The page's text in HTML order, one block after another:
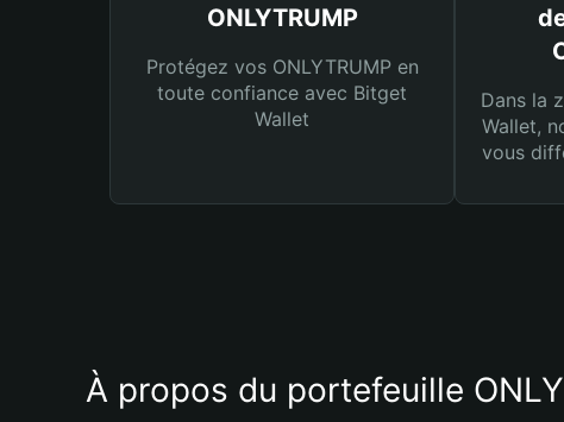
ONLYTRUMP
Protégez vos ONLYTRUMP en
toute confiance avec Bitget
Wallet
Dans la
Wallet,
vous
À propos du portefeuille